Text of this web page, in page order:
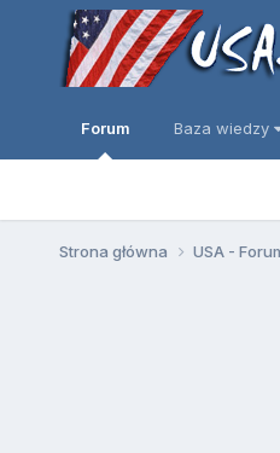
Forum Baza wiedzy
Strona główna USA -